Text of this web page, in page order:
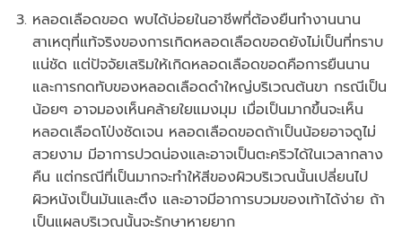
หลอดเลือดขอด พบได้บ่อยในอาชีพที่ต้องยืนทำงานนาน
สาเหตุที่แท้จริงของการเกิดหลอดเลือดขอดยังไม่เป็นที่ทราบ
แน่ชัด แต่ปัจจัยเสริมให้เกิดหลอดเลือดขอดคือการยืนนาน
และการกดทับของหลอดเลือดดำใหญ่บริเวณต้นขา กรณีเป็น
น้อยๆ อาจมองเห็นคล้ายใยแมงมุม เมื่อเป็นมากขึ้นจะเห็น
หลอดเลือดโป่งชัดเจน หลอดเลือดขอดถ้าเป็นน้อยอาจดูไม่
สวยงาม มีอาการปวดน่องและอาจเป็นตะคริวได้ในเวลากลาง
คืน แต่กรณีที่เป็นมากจะทำให้สีของผิวบริเวณนั้นเปลี่ยนไป
ผิวหนังเป็นมันและตึง และอาจมีอาการบวมของเท้าได้ง่าย ถ้า
เป็นแผลบริเวณนั้นจะรักษาหายยาก